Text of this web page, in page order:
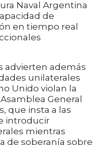
Naval Argentina
de
en tiempo real
advierten además
unilaterales
Unido violan la
General
que insta a las
introducir
mientras
de soberanía sobre